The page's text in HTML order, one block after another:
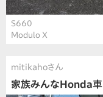
S660
Modulo X
mitikahoさん
家族みんなHonda車